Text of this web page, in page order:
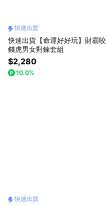
快速出貨
快速出貨【命運好好玩】財霸咬
錢虎男女對鍊套組
$2,280
10.0%
快速出貨